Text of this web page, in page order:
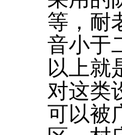
等，耐
音小于
以上就
对这类
可以被